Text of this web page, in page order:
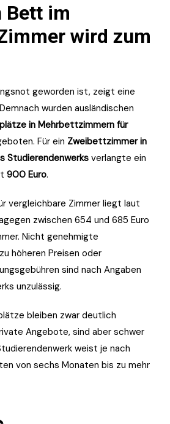
Bett im
wird zum
geworden ist, zeigt eine
wurden ausländischen
in Mehrbettzimmern für
Für ein Zweibettzimmer in
Studierendenwerks verlangte ein
900 Euro.
vergleichbare Zimmer liegt laut
zwischen 654 und 685 Euro
Nicht genehmigte
höheren Preisen oder
sind nach Angaben
unzulässig.
bleiben zwar deutlich
Angebote, sind aber schwer
weist je nach
von sechs Monaten bis zu mehr